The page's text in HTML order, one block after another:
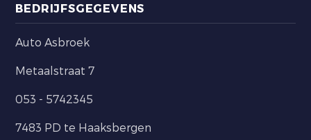
BEDRIJFSGEGEVENS
Auto Asbroek
Metaalstraat 7
053 - 5742345
7483 PD te Haaksbergen